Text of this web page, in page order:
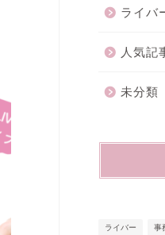
ライバ
人気記
未分類
ライバー 事